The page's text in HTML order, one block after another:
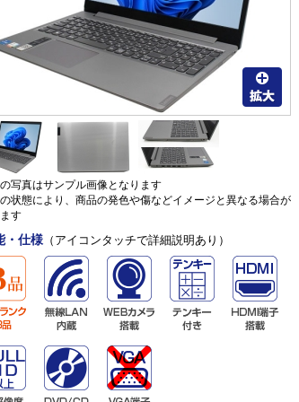
写真はサンプル画像となります
状態により、商品の発色や傷などイメージと異なる場合が
す
・仕様 （アイコンタッチで詳細説明あり）